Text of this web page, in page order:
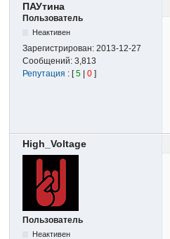
ПАУтина
Пользователь
Неактивен
Зарегистрирован:2013-12-27
Сообщений:3,813
Репутация : [5 |0 ]
High_Voltage
Пользователь
Неактивен